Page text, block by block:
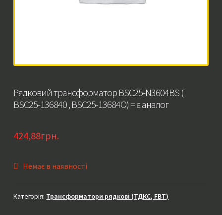
Рядковий трансформатор BSC25-N3604BS (
BSC25-136840 , BSC25-13684O) = є аналог
424,88грн.
Немає в наявності
Категорія: Трансформатори рядкові (ТДКС, FBT)